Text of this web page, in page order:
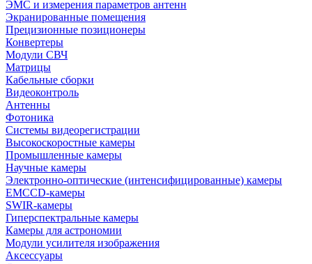
ЭМС и измерения параметров антенн
Экранированные помещения
Прецизионные позиционеры
Конвертеры
Модули СВЧ
Матрицы
Кабельные сборки
Видеоконтроль
Антенны
Фотоника
Cистемы видеорегистрации
Высокоскоростные камеры
Промышленные камеры
Научные камеры
Электронно-оптические (интенсифицированные) камеры
EMCCD-камеры
SWIR-камеры
Гиперспектральные камеры
Камеры для астрономии
Модули усилителя изображения
Аксессуары